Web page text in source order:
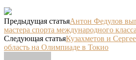
Предыдущая статьяАнтон Федулов
мастера спорта международного
Следующая статьяКузахметов и
область на Олимпиаде в Токио